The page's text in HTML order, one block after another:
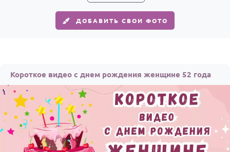
ДОБАВИТЬ СВОИ ФОТО
Короткое видео с днем рождения женщине 52 года